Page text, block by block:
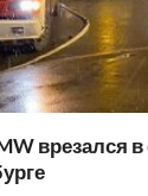
врезался